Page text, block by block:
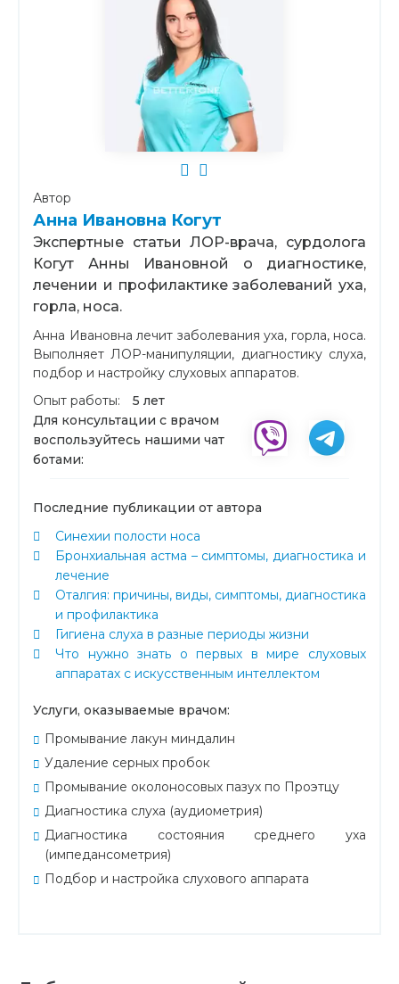
Автор
Анна Ивановна Когут
Экспертные статьи ЛОР-врача, сурдолога
Когут Анны Ивановной о диагностике,
лечении и профилактике заболеваний уха,
горла, носа.
Анна Ивановна лечит заболевания уха, горла, носа.
Выполняет ЛОР-манипуляции, диагностику слуха,
подбор и настройку слуховых аппаратов.
Опыт работы:
5 лет
Для консультации с врачом
воспользуйтесь нашими чат
ботами:
Последние публикации от автора
Синехии полости носа
Бронхиальная астма – симптомы, диагностика и
лечение
Оталгия: причины, виды, симптомы, диагностика
и профилактика
Гигиена слуха в разные периоды жизни
Что нужно знать о первых в мире слуховых
аппаратах с искусственным интеллектом
Услуги, оказываемые врачом:
Промывание лакун миндалин
Удаление серных пробок
Промывание околоносовых пазух по Проэтцу
Диагностика слуха (аудиометрия)
Диагностика состояния среднего уха
(импедансометрия)
Подбор и настройка слухового аппарата